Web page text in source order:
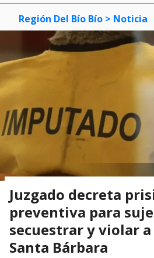
Región Del Bío Bío > Noticia
Juzgado decreta
preventiva para
secuestrar y violar
Santa Bárbara